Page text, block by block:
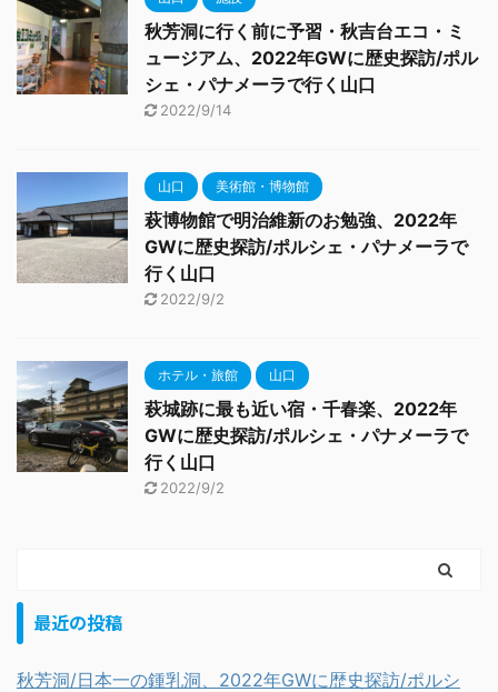
秋芳洞に行く前に予習・秋吉台エコ・ミ
ュージアム、2022年GWに歴史探訪/ポル
シェ・パナメーラで行く山口
2022/9/14
山口 美術館・博物館
萩博物館で明治維新のお勉強、2022年
GWに歴史探訪/ポルシェ・パナメーラで
行く山口
2022/9/2
ホテル・旅館 山口
萩城跡に最も近い宿・千春楽、2022年
GWに歴史探訪/ポルシェ・パナメーラで
行く山口
2022/9/2
最近の投稿
秋芳洞/日本一の鍾乳洞、2022年GWに歴史探訪/ポルシ